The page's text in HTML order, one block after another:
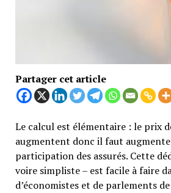
Partager cet article
Le calcul est élémentaire : le prix
augmentent donc il faut
participation des assurés. Cette
voire simpliste – est facile à faire
d’économistes et de parlements